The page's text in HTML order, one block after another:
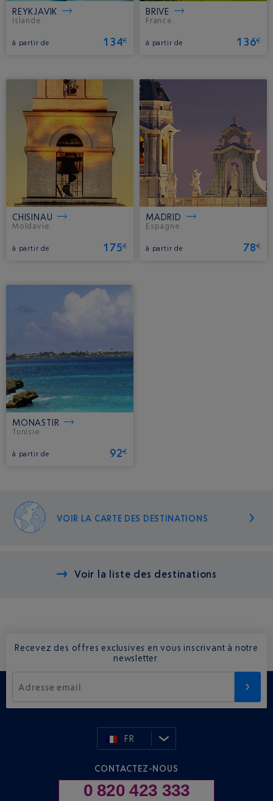
REYKJAVIK
Islande.
à partir de 134€
BRIVE
France.
à partir de 136€
CHISINAU
Moldavie.
à partir de 175€
MADRID
Espagne.
à partir de 78€
MONASTIR
Tunisie.
à partir de 92€
VOIR LA CARTE DES DESTINATIONS
Voir la liste des destinations
Recevez des offres exclusives en vous inscrivant à notre
newsletter.
Adresse email
FR
CONTACTEZ-NOUS
0 820 423 333